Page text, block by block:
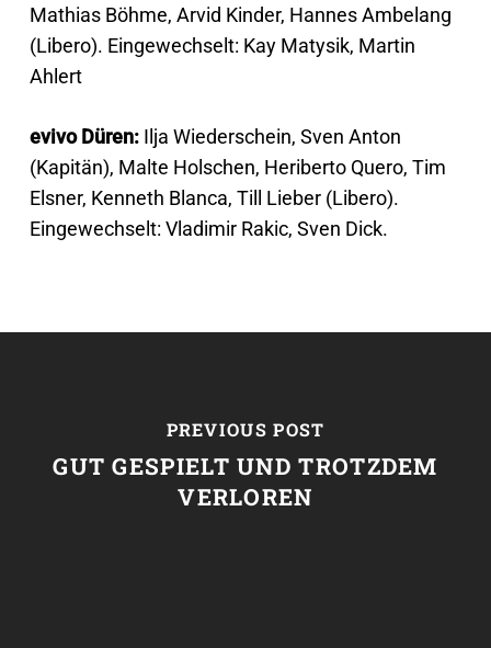
Mathias Böhme, Arvid Kinder, Hannes Ambelang
(Libero). Eingewechselt: Kay Matysik, Martin
Ahlert
evivo Düren:Ilja Wiederschein, Sven Anton
(Kapitän), Malte Holschen, Heriberto Quero, Tim
Elsner, Kenneth Blanca, Till Lieber (Libero).
Eingewechselt: Vladimir Rakic, Sven Dick.
PREVIOUS POST
GUT GESPIELT UND TROTZDEM
VERLOREN